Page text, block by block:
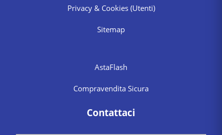
Privacy & Cookies (Utenti)
Sitemap
AstaFlash
Compravendita Sicura
Contattaci